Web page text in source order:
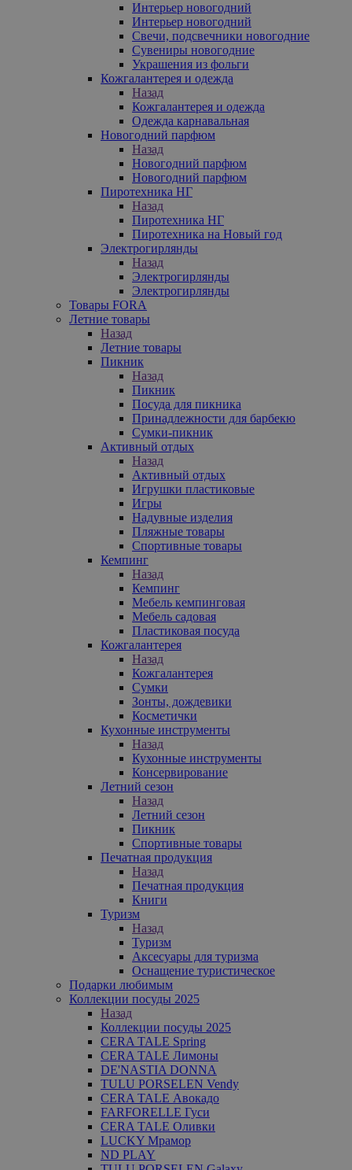
Интерьер новогодний
Интерьер новогодний
Свечи, подсвечники новогодние
Сувениры новогодние
Украшения из фольги
Кожгалантерея и одежда
Назад
Кожгалантерея и одежда
Одежда карнавальная
Новогодний парфюм
Назад
Новогодний парфюм
Новогодний парфюм
Пиротехника НГ
Назад
Пиротехника НГ
Пиротехника на Новый год
Электрогирлянды
Назад
Электрогирлянды
Электрогирлянды
Товары FORA
Летние товары
Назад
Летние товары
Пикник
Назад
Пикник
Посуда для пикника
Принадлежности для барбекю
Сумки-пикник
Активный отдых
Назад
Активный отдых
Игрушки пластиковые
Игры
Надувные изделия
Пляжные товары
Спортивные товары
Кемпинг
Назад
Кемпинг
Мебель кемпинговая
Мебель садовая
Пластиковая посуда
Кожгалантерея
Назад
Кожгалантерея
Сумки
Зонты, дождевики
Косметички
Кухонные инструменты
Назад
Кухонные инструменты
Консервирование
Летний сезон
Назад
Летний сезон
Пикник
Спортивные товары
Печатная продукция
Назад
Печатная продукция
Книги
Туризм
Назад
Туризм
Аксесуары для туризма
Оснащение туристическое
Подарки любимым
Коллекции посуды 2025
Назад
Коллекции посуды 2025
CERA TALE Spring
CERA TALE Лимоны
DE'NASTIA DONNA
TULU PORSELEN Vendy
CERA TALE Авокадо
FARFORELLE Гуси
CERA TALE Оливки
LUCKY Мрамор
ND PLAY